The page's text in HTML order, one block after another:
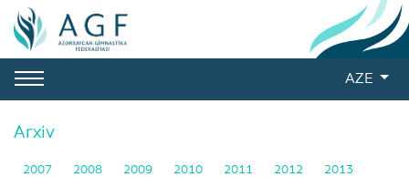
AZE
Arxiv
2007 2008 2009 2010 2011 2012
2013